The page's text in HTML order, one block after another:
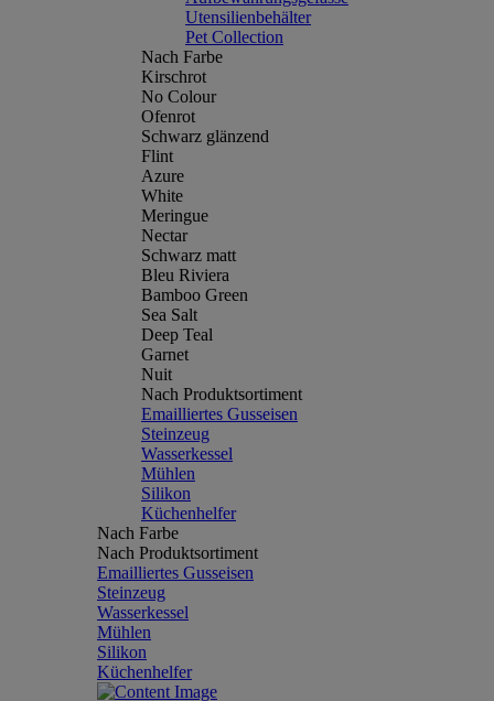
Utensilienbehälter
Pet Collection
Nach Farbe
Kirschrot
No Colour
Ofenrot
Schwarz glänzend
Flint
Azure
White
Meringue
Nectar
Schwarz matt
Bleu Riviera
Bamboo Green
Sea Salt
Deep Teal
Garnet
Nuit
Nach Produktsortiment
Emailliertes Gusseisen
Steinzeug
Wasserkessel
Mühlen
Silikon
Küchenhelfer
Nach Farbe
Nach Produktsortiment
Emailliertes Gusseisen
Steinzeug
Wasserkessel
Mühlen
Silikon
Küchenhelfer